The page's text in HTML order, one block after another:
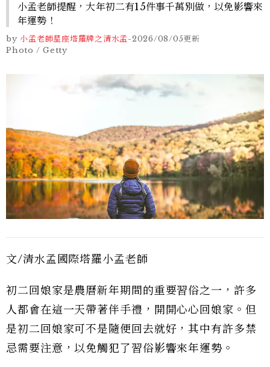
小孟老師提醒，大年初二有15件事千萬別做，以免影響來
年運勢！
by 小孟老師星座塔羅牌之清水孟-2026/08/05更新
Photo / Getty
文/清水孟國際塔羅小孟老師
初二回娘家是農曆新年期間的重要習俗之一，許多
人都會在這一天帶著伴手禮，開開心心回娘家。但
是初二回娘家可不是隨便回去就好，其中有許多禁
忌需要注意，以免觸犯了習俗影響來年運勢。